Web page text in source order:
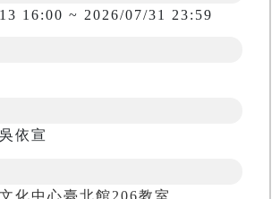
16:00 ~ 2026/07/31 23:59
依宣